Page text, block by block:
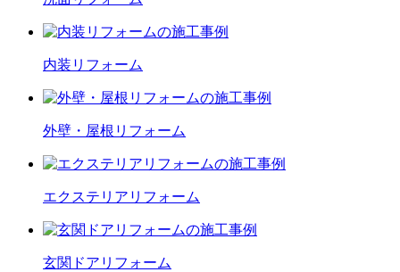
内装 リフォーム
外壁・屋根 リフォーム
エクステリア リフォーム
玄関ドア リフォーム